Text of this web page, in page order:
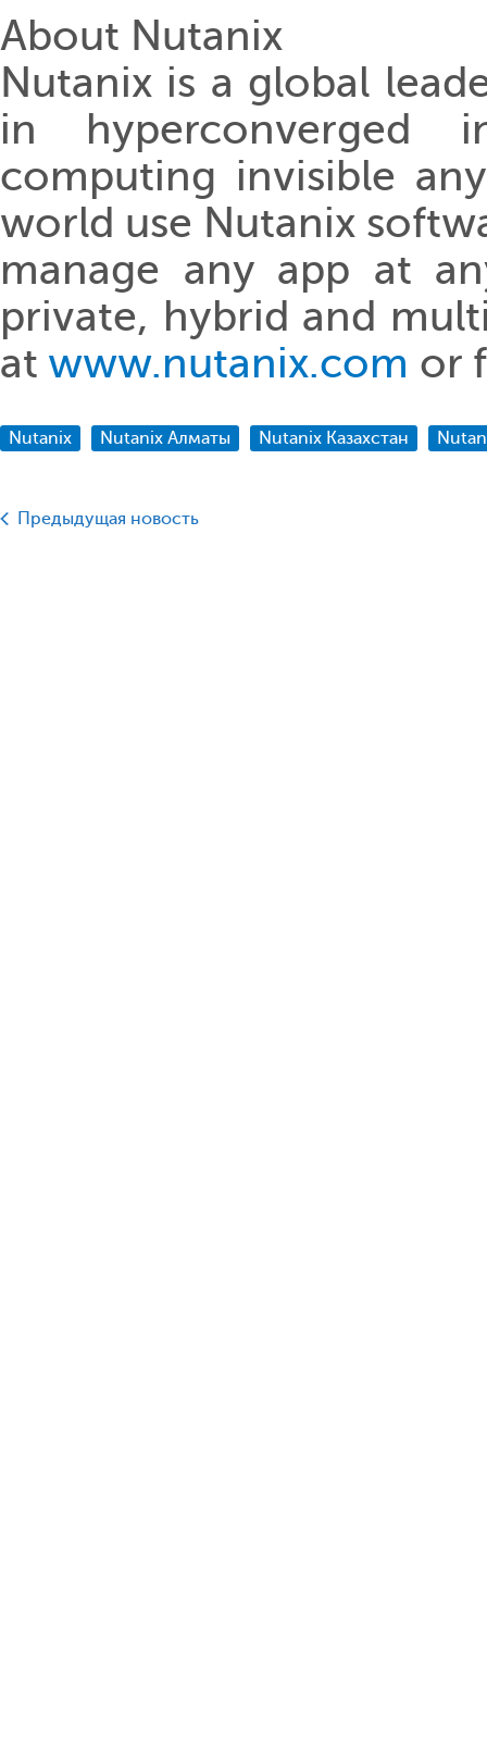
About Nutanix
Nutanix is a global
in hyperconverged
computing invisible
world use Nutanix
manage any app at
private, hybrid and
at www.nutanix.com or
Nutanix Nutanix Алматы Nutanix Казахстан
Предыдущая новость